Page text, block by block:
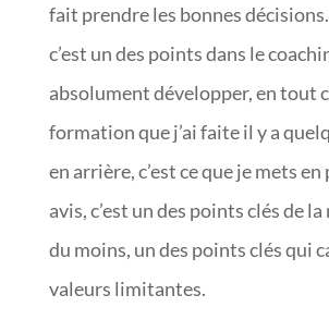
fait prendre les bonnes
c’est un des points dans le
absolument développer, en tout
formation que j’ai faite il y a
en arrière, c’est ce que je mets en
avis, c’est un des points clés de
du moins, un des points clés qui
valeurs limitantes.